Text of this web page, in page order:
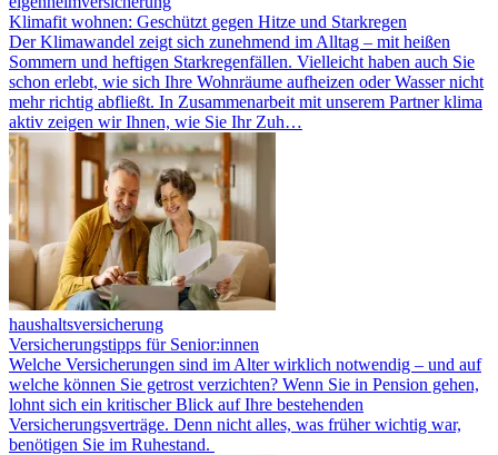
Klimafit wohnen: Geschützt gegen Hitze und Starkregen
Der Klimawandel zeigt sich zunehmend im Alltag – mit heißen
Sommern und heftigen Starkregenfällen. Vielleicht haben auch Sie
schon erlebt, wie sich Ihre Wohnräume aufheizen oder Wasser nicht
mehr richtig abfließt. In Zusammenarbeit mit unserem Partner klima
aktiv zeigen wir Ihnen, wie Sie Ihr Zuh…
haushaltsversicherung
Versicherungstipps für Senior:innen
Welche Versicherungen sind im Alter wirklich notwendig – und auf
welche können Sie getrost verzichten? Wenn Sie in Pension gehen,
lohnt sich ein kritischer Blick auf Ihre bestehenden
Versicherungsverträge. Denn nicht alles, was früher wichtig war,
benötigen Sie im Ruhestand.